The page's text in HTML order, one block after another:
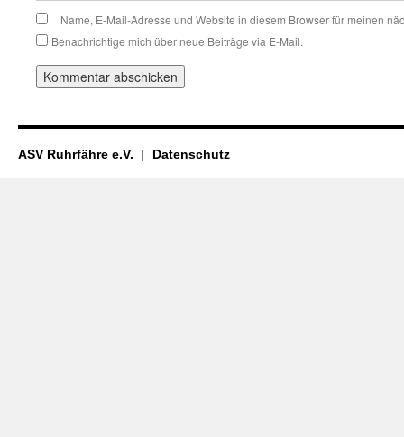
Name, E-Mail-Adresse und Website in diesem Browser für meinen
Benachrichtige mich über neue Beiträge via E-Mail.
ASV Ruhrfähre e.V. Datenschutz